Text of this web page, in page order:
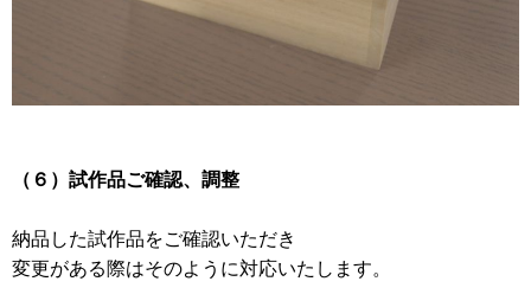
（６）試作品ご確認、調整
納品した試作品をご確認いただき
変更がある際はそのように対応いたします。